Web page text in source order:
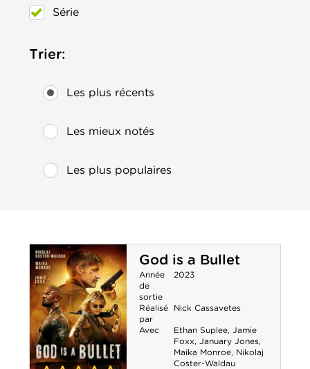
Série
Trier:
Les plus récents
Les mieux notés
Les plus populaires
God is a Bullet
Année
de
sortie
2023
Réalisé
par
Nick Cassavetes
Avec Ethan Suplee, Jamie
Foxx, January Jones,
Maika Monroe, Nikolaj
Coster-Waldau